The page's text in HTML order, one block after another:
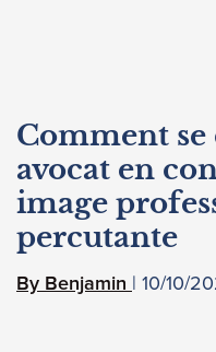
Comment
avocat en
image
percutante
Benjamin 10/10/